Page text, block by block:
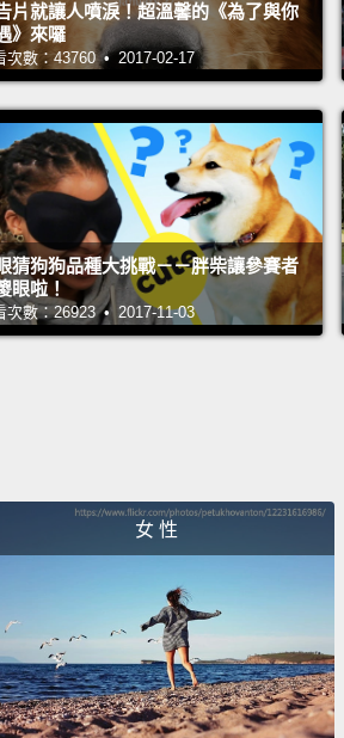
Marjoribanks.
An
near the banks of
developed the
and the desire to
one out of the
對於這隻漂亮的混
好笑的名字（姓）
（名），Sir Dudley
Lord Tweedmouth
never lost its
hardwire.
美國狗舍俱樂部在
年代繁榮起來，並
不用再找了，它們
片就讓人噴淚！超溫馨的《為了與你
》來囉
次數：43760 • 2017-02-17
猜狗狗品種大挑戰－－胖柴讓參賽者
眼啦！
次數：26923 • 2017-11-03
女 性